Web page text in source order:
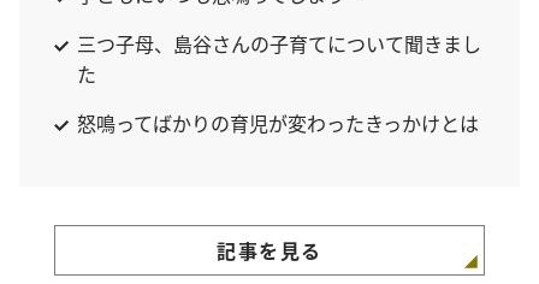
三つ子母、島谷さんの子育てについて聞きまし
た
怒鳴ってばかりの育児が変わったきっかけとは
記事を見る